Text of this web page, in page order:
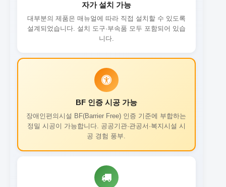
자가 설치 가능
대부분의 제품은 매뉴얼에 따라 직접 설치할 수 있도록
설계되었습니다. 설치 도구·부속품 모두 포함되어 있습
니다.
BF 인증 시공 가능
장애인편의시설 BF(Barrier Free) 인증 기준에 부합하는
정밀 시공이 가능합니다. 공공기관·관공서·복지시설 시
공 경험 풍부.